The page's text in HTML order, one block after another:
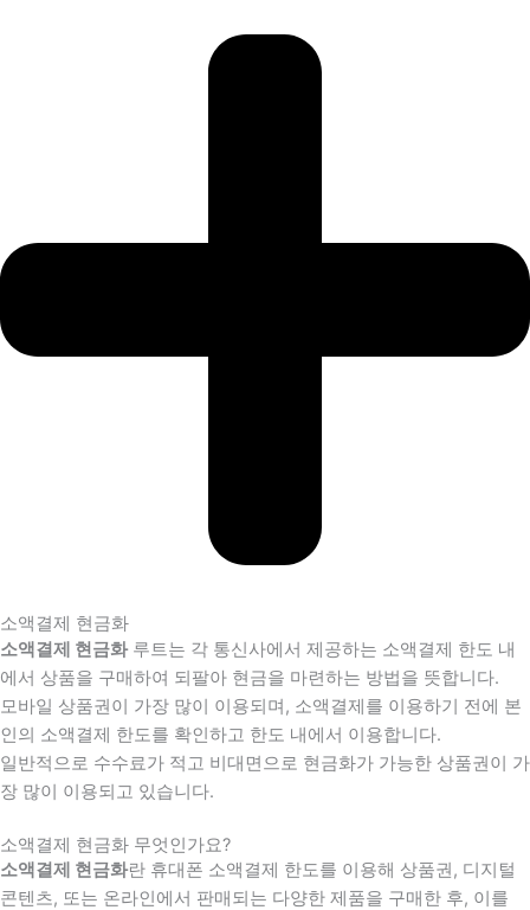
소액결제 현금화
소액결제 현금화루트는 각 통신사에서 제공하는 소액결제 한도 내
에서 상품을 구매하여 되팔아 현금을 마련하는 방법을 뜻합니다.
모바일 상품권이 가장 많이 이용되며, 소액결제를 이용하기 전에 본
인의 소액결제 한도를 확인하고 한도 내에서 이용합니다.
일반적으로 수수료가 적고 비대면으로 현금화가 가능한 상품권이 가
장 많이 이용되고 있습니다.
소액결제 현금화 무엇인가요?
소액결제 현금화란 휴대폰 소액결제 한도를 이용해 상품권, 디지털
콘텐츠, 또는 온라인에서 판매되는 다양한 제품을 구매한 후, 이를